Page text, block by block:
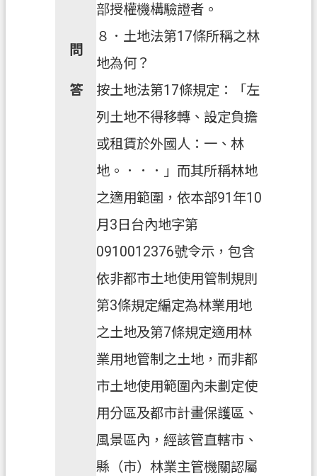
部授權機構驗證者。
問
８．土地法第17條所稱之林
地為何？
答
按土地法第17條規定：「左
列土地不得移轉、設定負擔
或租賃於外國人：一、林
地。．．．」而其所稱林地
之適用範圍，依本部91年10
月3日台內地字第
0910012376號令示，包含
依非都市土地使用管制規則
第3條規定編定為林業用地
之土地及第7條規定適用林
業用地管制之土地，而非都
市土地使用範圍內未劃定使
用分區及都市計畫保護區、
風景區內，經該管直轄市、
縣（市）林業主管機關認屬